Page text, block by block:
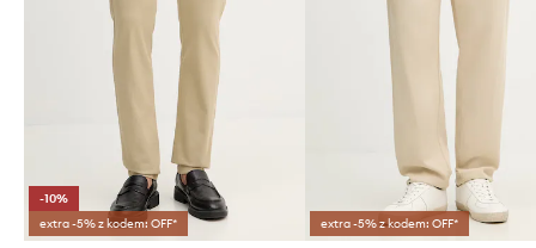
-10%
extra -5% z kodem: OFF*
extra -5% z kodem: OFF*